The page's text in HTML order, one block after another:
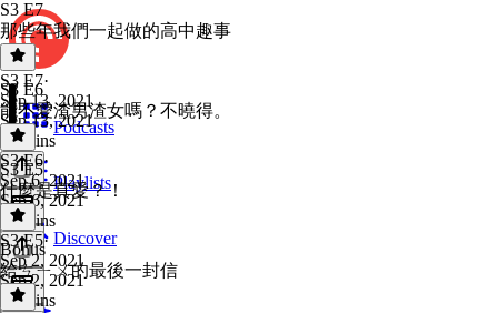
Podcasts
Playlists
Discover
S3 E7
那些年我們一起做的高中趣事
S3 E7·
Sep 13, 2021
Sep 13, 2021
39 mins
S3 E6
能不愛渣男渣女嗎？不曉得。
S3 E6·
Sep 6, 2021
Sep 6, 2021
35 mins
S3 E5
什麼是真愛？！
S3 E5·
Sep 2, 2021
Sep 2, 2021
35 mins
Bonus
給ㄘㄧㄨ的最後一封信